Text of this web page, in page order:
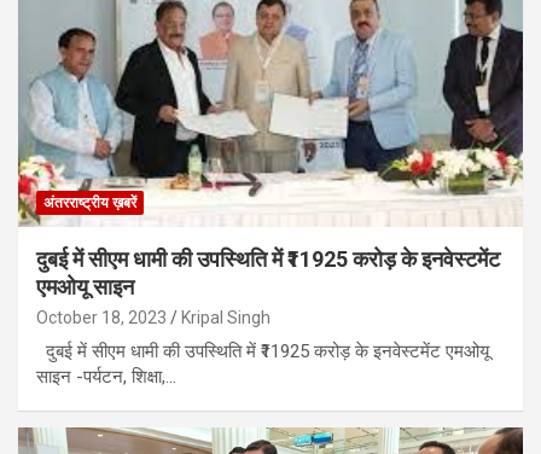
अंतरराष्ट्रीय ख़बरें
दुबई में सीएम धामी की उपस्थिति में ₹11925 करोड़ के इनवेस्टमेंट
एमओयू साइन
October 18, 2023 Kripal Singh
दुबई में सीएम धामी की उपस्थिति में ₹11925 करोड़ के इनवेस्टमेंट एमओयू
साइन -पर्यटन, शिक्षा,…